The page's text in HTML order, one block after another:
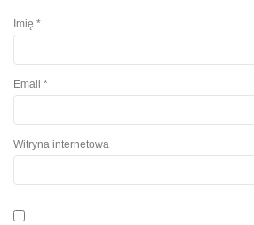
Imię *
Email *
Witryna internetowa